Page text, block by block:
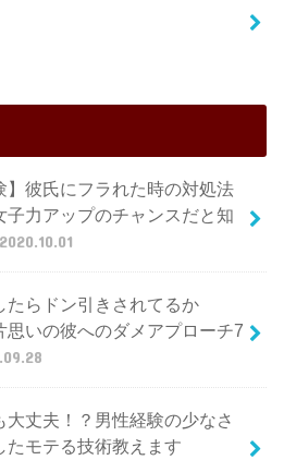
】彼氏にフラれた時の対処法
子力アップのチャンスだと知
2020.10.01
たらドン引きされてるか
思いの彼へのダメアプローチ7
大丈夫！？男性経験の少なさ
たモテる技術教えます